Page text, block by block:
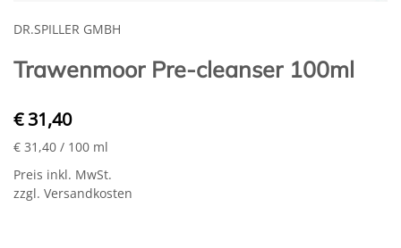
DR.SPILLER GMBH
Trawenmoor Pre-cleanser 100ml
€ 31,40
€ 31,40 / 100 ml
Preis inkl. MwSt.
zzgl. Versandkosten